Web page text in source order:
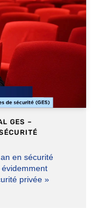
GES –
en sécurité
privée »